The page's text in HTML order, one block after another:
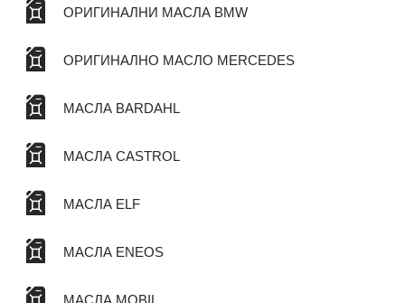
ОРИГИНАЛНИ МАСЛА BMW
ОРИГИНАЛНО МАСЛО MERCEDES
МАСЛА BARDAHL
МАСЛА CASTROL
МАСЛА ELF
МАСЛА ENEOS
МАСЛА MOBIL